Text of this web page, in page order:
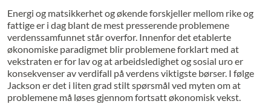
Energi og matsikkerhet og økende forskjeller mellom rike og
fattige er i dag blant de mest presserende problemene
verdenssamfunnet står overfor. Innenfor det etablerte
økonomiske paradigmet blir problemene forklart med at
vekstraten er for lav og at arbeidsledighet og sosial uro er
konsekvenser av verdifall på verdens viktigste børser. I følge
Jackson er det i liten grad stilt spørsmål ved myten om at
problemene må løses gjennom fortsatt økonomisk vekst.